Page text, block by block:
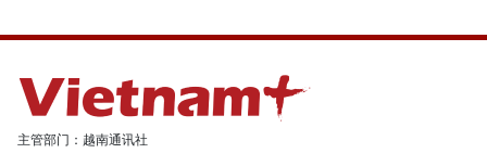
主管部门：越南通讯社